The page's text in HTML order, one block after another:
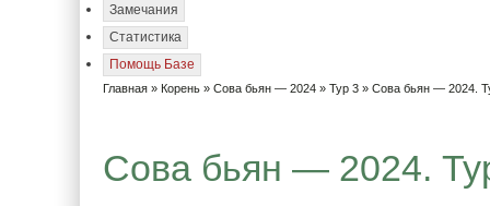
Замечания
Статистика
Помощь Базе
Главная » Корень » Сова бьян — 2024 » Тур 3 » Сова бьян — 2024.
Сова бьян — 2024.